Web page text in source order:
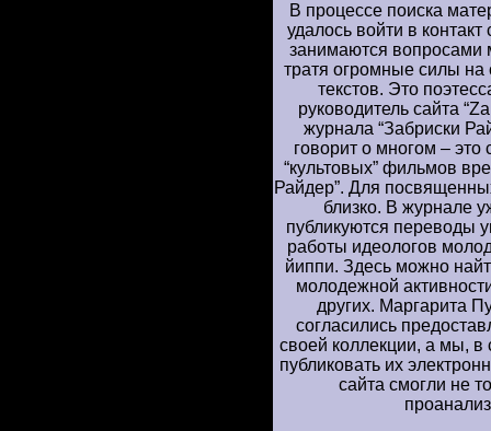
В процессе поиска
удалось войти в
занимаются вопросами
тратя огромные силы на
текстов. Это
руководитель сайта
журнала “Забриски
говорит о многом – это
“культовых” фильмов
Райдер”. Для
близко. В журнале
публикуются переводы
работы идеологов
йиппи. Здесь можно
молодежной
других. Маргарита
согласились
своей коллекции, а мы,
публиковать их
сайта смогли не